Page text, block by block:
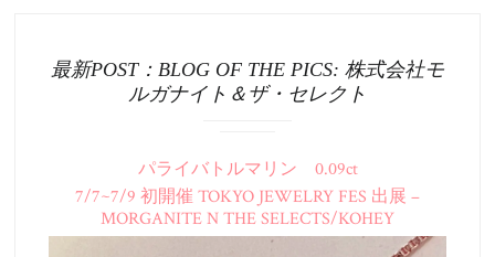
最新POST：BLOG OF THE PICS: 株式会社モ
ルガナイト＆ザ・セレクト
パライバトルマリン 0.09ct
7/7~7/9 初開催 TOKYO JEWELRY FES 出展 –
MORGANITE N THE SELECTS/KOHEY